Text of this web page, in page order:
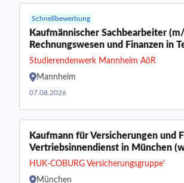
Schnellbewerbung
Kaufmännischer Sachbearbeiter
Rechnungswesen und Finanzen in
Studierendenwerk Mannheim AöR
Mannheim
07.08.2026
Kaufmann für Versicherungen und
Vertriebsinnendienst in München
HUK-COBURG Versicherungsgruppe'
München